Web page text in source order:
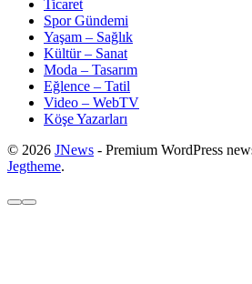
Ticaret
Spor Gündemi
Yaşam – Sağlık
Kültür – Sanat
Moda – Tasarım
Eğlence – Tatil
Video – WebTV
Köşe Yazarları
© 2026 JNews - Premium WordPress
Jegtheme.